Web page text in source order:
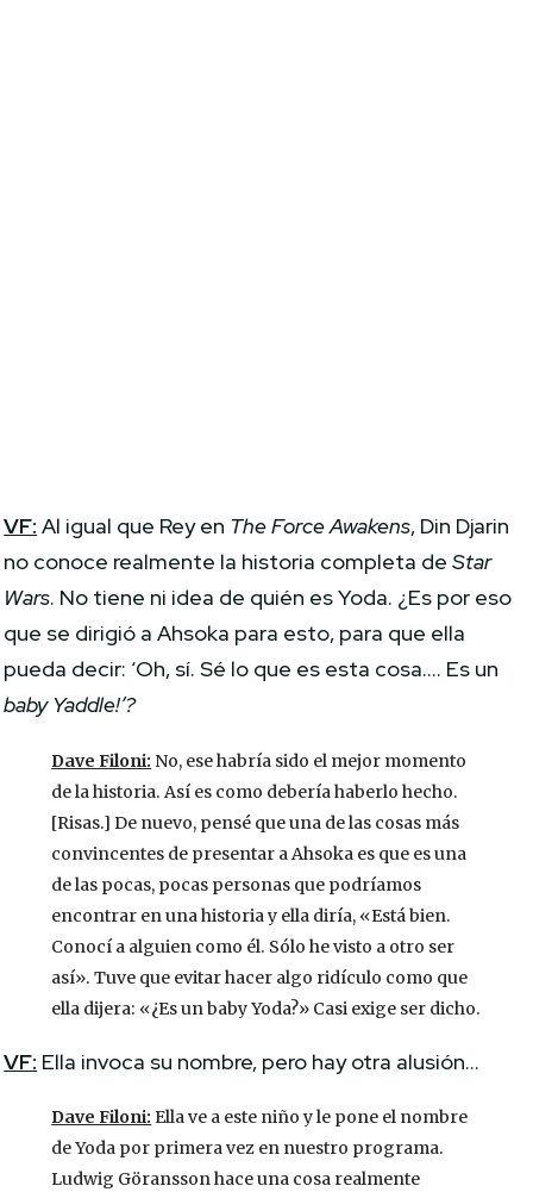
VF: Al igual que Rey en The Force Awakens, Din Djarin
no conoce realmente la historia completa deStar
Wars. No tiene ni idea de quién es Yoda. ¿Es por eso
que se dirigió a Ahsoka para esto, para que ella
pueda decir: ‘Oh, sí. Sé lo que es esta cosa…. Es un
baby Yaddle!’?
Dave Filoni: No, ese habría sido el mejor momento
de la historia. Así es como debería haberlo hecho.
[Risas.] De nuevo, pensé que una de las cosas más
convincentes de presentar a Ahsoka es que es una
de las pocas, pocas personas que podríamos
encontrar en una historia y ella diría, «Está bien.
Conocí a alguien como él. Sólo he visto a otro ser
así». Tuve que evitar hacer algo ridículo como que
ella dijera: «¿Es un baby Yoda?» Casi exige ser dicho.
VF: Ella invoca su nombre, pero hay otra alusión…
Dave Filoni: Ella ve a este niño y le pone el nombre
de Yoda por primera vez en nuestro programa.
Ludwig Göransson hace una cosa realmente